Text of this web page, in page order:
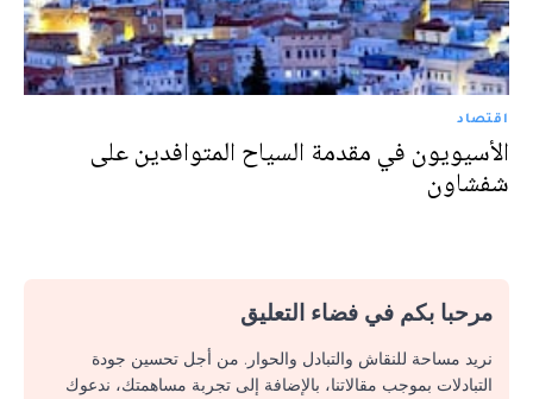
اقتصاد
الأسيويون في مقدمة السياح المتوافدين على
شفشاون
مرحبا بكم في فضاء التعليق
نريد مساحة للنقاش والتبادل والحوار. من أجل تحسين جودة
التبادلات بموجب مقالاتنا، بالإضافة إلى تجربة مساهمتك، ندعوك